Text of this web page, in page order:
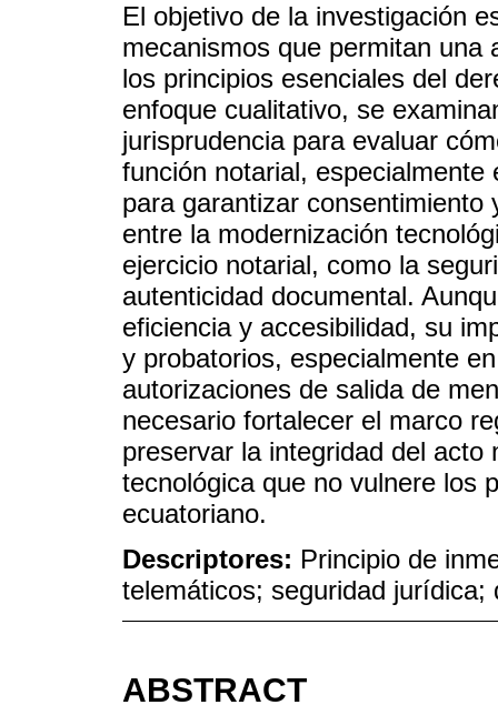
El objetivo de la investigación
mecanismos que permitan una
los principios esenciales del
enfoque cualitativo, se
jurisprudencia para evaluar
función notarial,
para garantizar
entre la modernización
ejercicio notarial, como la
autenticidad documental.
eficiencia y accesibilidad, su
y probatorios, especialmente
autorizaciones de salida de
necesario fortalecer el marco
preservar la integridad del acto
tecnológica que no vulnere los
ecuatoriano.
Descriptores: Principio de
telemáticos; seguridad
ABSTRACT